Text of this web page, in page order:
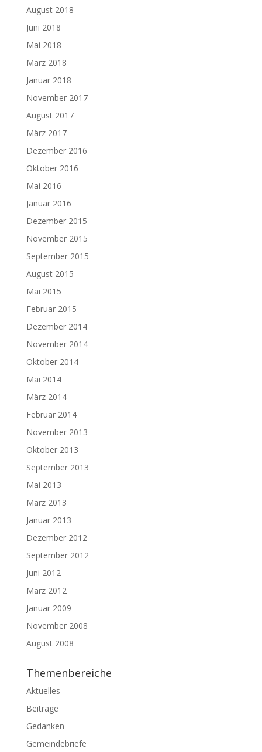
August 2018
Juni 2018
Mai 2018
März 2018
Januar 2018
November 2017
August 2017
März 2017
Dezember 2016
Oktober 2016
Mai 2016
Januar 2016
Dezember 2015
November 2015
September 2015
August 2015
Mai 2015
Februar 2015
Dezember 2014
November 2014
Oktober 2014
Mai 2014
März 2014
Februar 2014
November 2013
Oktober 2013
September 2013
Mai 2013
März 2013
Januar 2013
Dezember 2012
September 2012
Juni 2012
März 2012
Januar 2009
November 2008
August 2008
Themenbereiche
Aktuelles
Beiträge
Gedanken
Gemeindebriefe